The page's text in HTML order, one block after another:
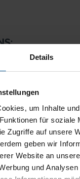
Details
um Inhalte
für soziale
Zugriffe auf unsere
geben wir
Website an
und
Mitglied einer
für die
eine
oder die
monatliche
könnte
als